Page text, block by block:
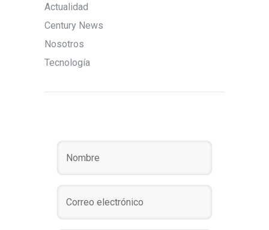
Actualidad
Century News
Nosotros
Tecnología